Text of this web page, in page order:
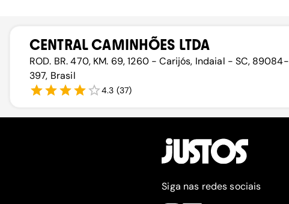
CENTRAL CAMINHÕES LTDA
ROD. BR. 470, KM. 69, 1260 - Carijós, Indaial - SC, 89084-
397, Brasil
4.3 (37)
Siga nas redes sociais